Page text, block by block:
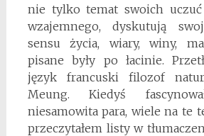
nie tylko temat swoich
wzajemnego, dyskutują
sensu życia, wiary, winy,
pisane były po łacinie.
język francuski filozof
Meung. Kiedyś
niesamowita para, wiele na te
przeczytałem listy w